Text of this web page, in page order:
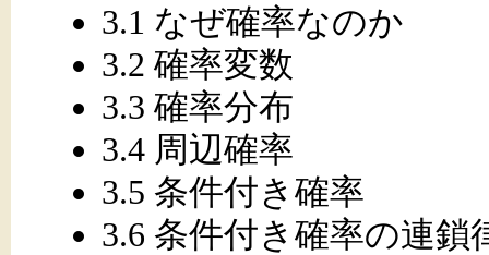
3.1 なぜ確率なのか
3.2 確率変数
3.3 確率分布
3.4 周辺確率
3.5 条件付き確率
3.6 条件付き確率の連鎖